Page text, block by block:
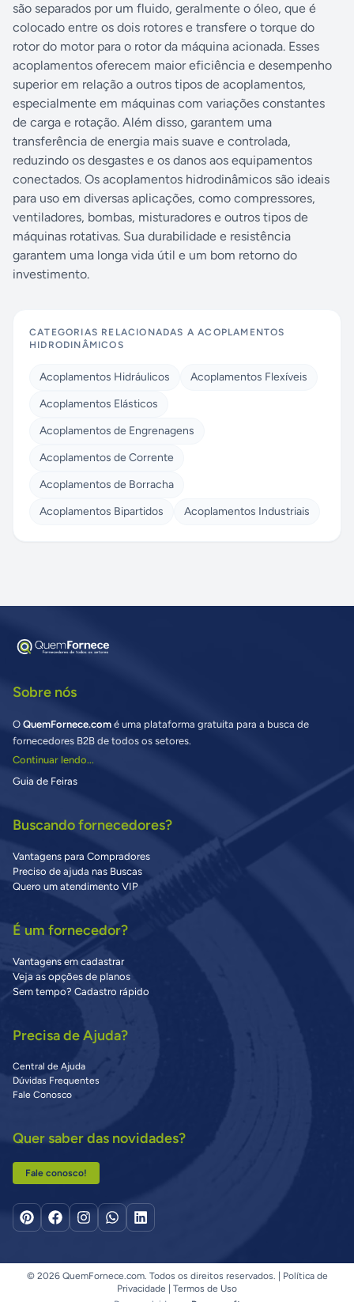
são separados por um fluido, geralmente o óleo, que é
colocado entre os dois rotores e transfere o torque do
rotor do motor para o rotor da máquina acionada. Esses
acoplamentos oferecem maior eficiência e desempenho
superior em relação a outros tipos de acoplamentos,
especialmente em máquinas com variações constantes
de carga e rotação. Além disso, garantem uma
transferência de energia mais suave e controlada,
reduzindo os desgastes e os danos aos equipamentos
conectados. Os acoplamentos hidrodinâmicos são ideais
para uso em diversas aplicações, como compressores,
ventiladores, bombas, misturadores e outros tipos de
máquinas rotativas. Sua durabilidade e resistência
garantem uma longa vida útil e um bom retorno do
investimento.
CATEGORIAS RELACIONADAS AACOPLAMENTOS
HIDRODINÂMICOS
Acoplamentos Hidráulicos
Acoplamentos Flexíveis
Acoplamentos Elásticos
Acoplamentos de Engrenagens
Acoplamentos de Corrente
Acoplamentos de Borracha
Acoplamentos Bipartidos
Acoplamentos Industriais
Sobre nós
O QuemFornece.com é uma plataforma gratuita para a busca de
fornecedores B2B de todos os setores.
Continuar lendo...
Guia de Feiras
Buscando fornecedores?
Vantagens para Compradores
Preciso de ajuda nas Buscas
Quero um atendimento VIP
É um fornecedor?
Vantagens em cadastrar
Veja as opções de planos
Sem tempo? Cadastro rápido
Precisa de Ajuda?
Central de Ajuda
Dúvidas Frequentes
Fale Conosco
Quer saber das novidades?
Fale conosco!
© 2026 QuemFornece.com. Todos os direitos reservados. |
Política de
Privacidade
Termos de Uso